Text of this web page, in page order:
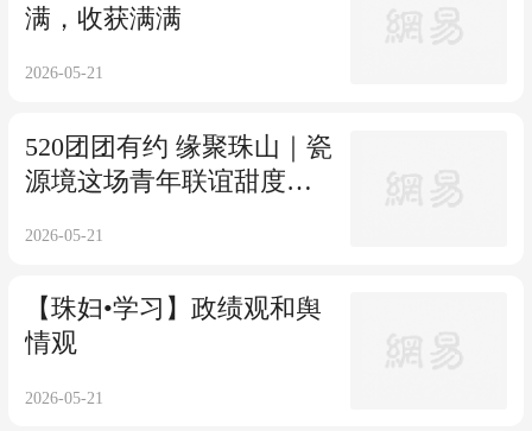
满，收获满满
2026-05-21
520团团有约 缘聚珠山｜瓷
源境这场青年联谊甜度超
2026-05-21
【珠妇•学习】政绩观和舆
情观
2026-05-21